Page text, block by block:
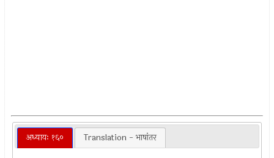
अध्यायः १६० Translation - भाषांतर